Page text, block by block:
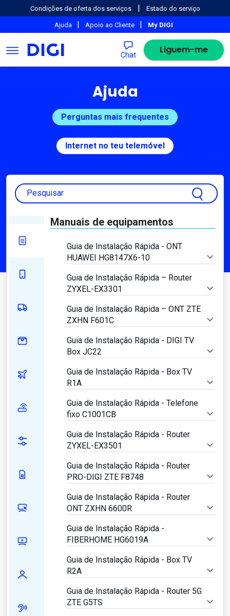
Condições de oferta dos serviços | Estado do serviço
Ajuda | Apoio ao Cliente | My DIGI
Chat Liguem-me
Ajuda
Perguntas mais frequentes
Internet no teu telemóvel
Pesquisar
Manuais de equipamentos
Guia de Instalação Rápida - ONT
HUAWEI HG8147X6-10
Guia de Instalação Rápida – Router
ZYXEL-EX3301
Guia de Instalação Rápida – ONT ZTE
ZXHN F601C
Guia de Instalação Rápida - DIGI TV
Box JC22
Guia de Instalação Rápida - Box TV
R1A
Guia de Instalação Rápida - Telefone
fixo C1001CB
Guia de Instalação Rápida - Router
ZYXEL-EX3501
Guia de Instalação Rápida - Router
PRO-DIGI ZTE F8748
Guia de Instalação Rápida - Router
ONT ZXHN 6600R
Guia de Instalação Rápida -
FIBERHOME HG6019A
Guia de Instalação Rápida - Box TV
R2A
Guia de Instalação Rápida - Router 5G
ZTE G5TS